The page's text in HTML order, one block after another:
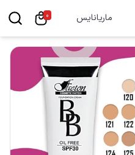
ماریانایس 0